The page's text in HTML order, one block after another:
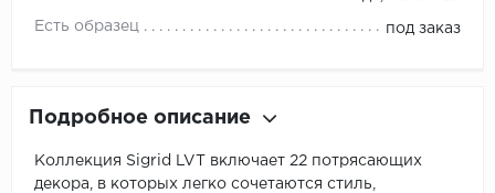
Есть образец под заказ
Подробное описание
Коллекция Sigrid LVT включает 22 потрясающих
декора, в которых легко сочетаются стиль,